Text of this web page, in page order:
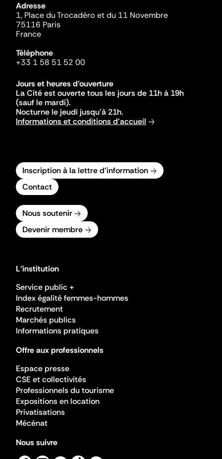
Adresse
1, Place du Trocadéro et du 11 Novembre
75116 Paris
France
Téléphone
+33 1 58 51 52 00
Jours et heures d'ouverture
La Cité est ouverte tous les jours de 11h à 19h
(sauf le mardi).
Nocturne le jeudi jusqu'à 21h.
Informations et conditions d'accueil
Inscription à la lettre d'information
Contact
Nous soutenir
Devenir membre
L'institution
Service public +
Index égalité femmes-hommes
Recrutement
Marchés publics
Informations pratiques
Offre aux professionnels
Espace presse
CSE et collectivités
Professionnels du tourisme
Expositions en location
Privatisations
Mécénat
Nous suivre